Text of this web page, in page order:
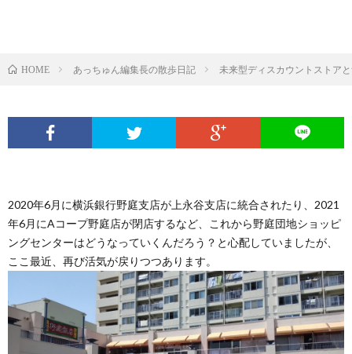
HOME あっちゅん編集長の散歩日記 未来型ディスカウントストア
2020年6月に横浜銀行野庭支店が上永谷支店に統合されたり、2021
年6月にAコープ野庭店が閉店するなど、これから野庭団地ショッピ
ングセンターはどうなっていくんだろう？と心配していましたが、
ここ最近、再び活気が戻りつつあります。